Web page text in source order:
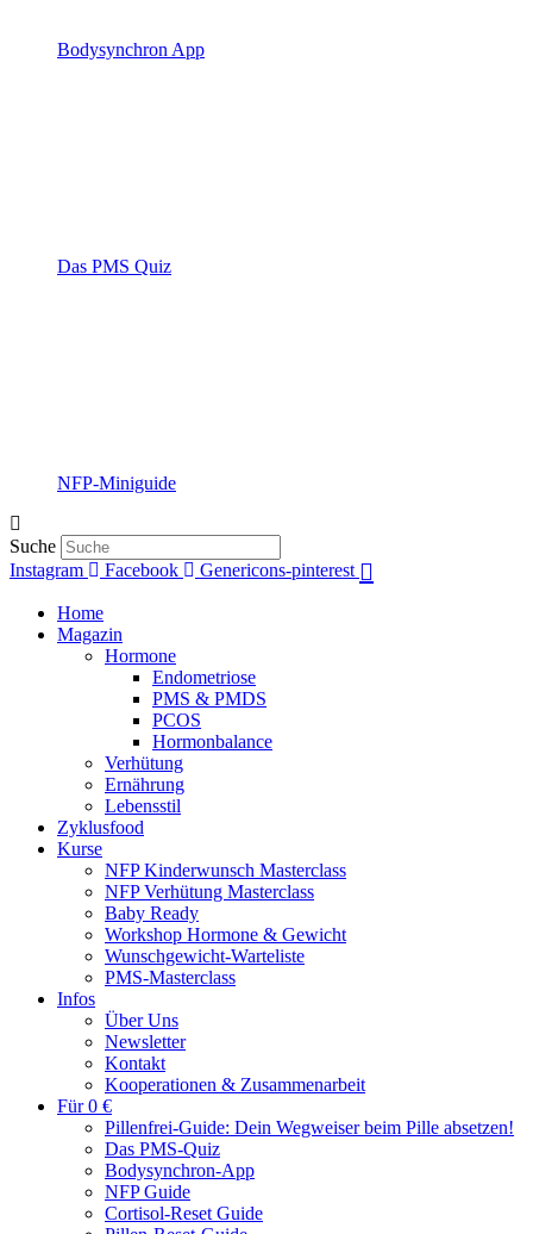
Bodysynchron App
Das PMS Quiz
NFP-Miniguide
Suche
Instagram
Facebook Genericons-pinterest
Home
Magazin
Hormone
Endometriose
PMS & PMDS
PCOS
Hormonbalance
Verhütung
Ernährung
Lebensstil
Zyklusfood
Kurse
NFP Kinderwunsch Masterclass
NFP Verhütung Masterclass
Baby Ready
Workshop Hormone & Gewicht
Wunschgewicht-Warteliste
PMS-Masterclass
Infos
Über Uns
Newsletter
Kontakt
Kooperationen & Zusammenarbeit
Für 0 €
Pillenfrei-Guide: Dein Wegweiser beim Pille absetzen!
Das PMS-Quiz
Bodysynchron-App
NFP Guide
Cortisol-Reset Guide